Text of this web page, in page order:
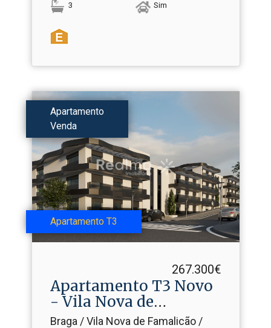
3 Sim
Apartamento
Venda
Apartamento T3
267.300€
Apartamento T3 Novo
- Vila Nova de
Famalicão
Braga / Vila Nova de Famalicão /